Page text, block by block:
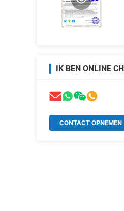
IK BEN ONLINE
CONTACT OPNEMEN